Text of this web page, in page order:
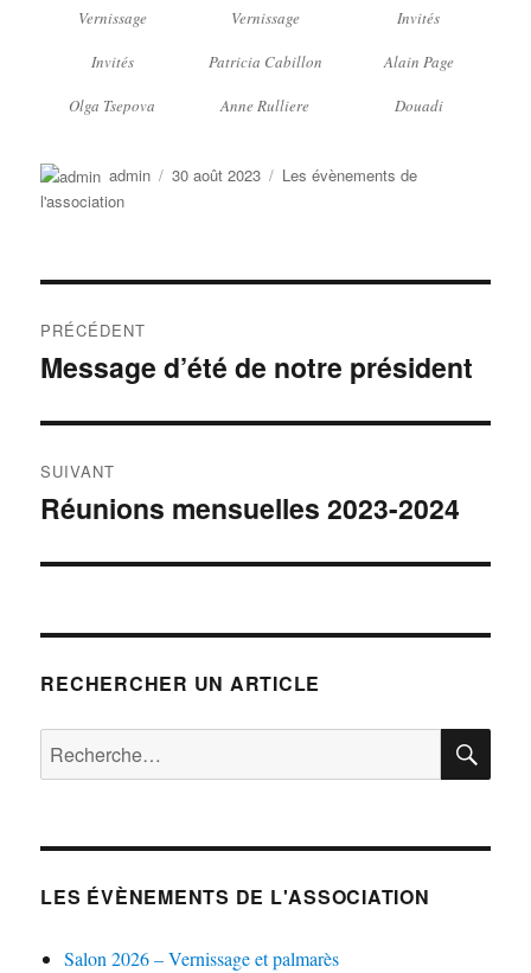
Vernissage Vernissage Invités
Invités Patricia Cabillon Alain Page
Olga Tsepova Anne Rulliere Douadi
Auteur
admin
Publié
30 août 2023 Catégories
Les évènements de
l'association
de
PRÉCÉDENT
Publication
Message d’été de notre président
SUIVANT
Publication
Réunions mensuelles 2023-2024
RECHERCHER UN ARTICLE
Recherche
pour :
LES ÉVÈNEMENTS DE L'ASSOCIATION
Salon 2026 – Vernissage et palmarès